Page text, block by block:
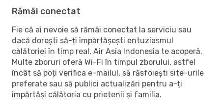
Rămâi conectat
Fie că ai nevoie să rămâi conectat la serviciu sau
dacă dorești să-ți împărtășești entuziasmul
călătoriei în timp real, Air Asia Indonesia te acoperă.
Multe zboruri oferă Wi-Fi în timpul zborului, astfel
încât să poți verifica e-mailul, să răsfoiești site-urile
preferate sau să publici actualizări pentru a-ți
împărtăși călătoria cu prietenii și familia.